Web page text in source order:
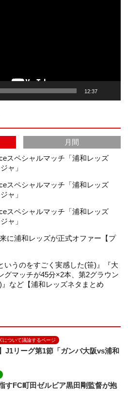
e
C
h
a
n
e
12:37
月間
スペシャルマッチ「浦和レッズ
ャ」
スペシャルマッチ「浦和レッズ
ャ」
スペシャルマッチ「浦和レッズ
ャ」
に浦和レッズが正式オファー【プ
いうのをすごく実感した(笹)』『大
グマッチが45分×2本、第2グラウン
』など【浦和レッズネタまとめ
について議論するページ
J1リーグ第1節「ガンバ大阪vs浦和
すFC町田ゼルビア黒田剛監督が抱